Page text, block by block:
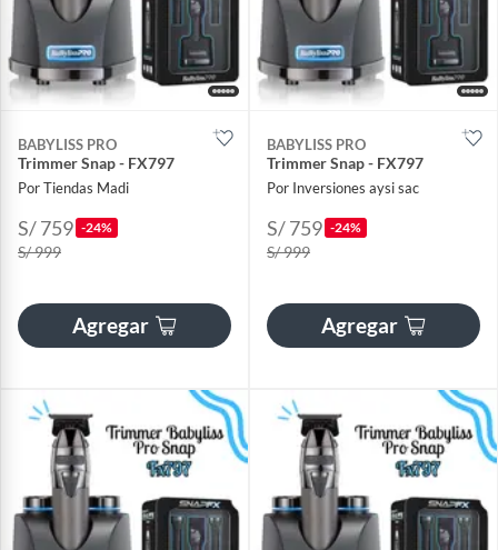
BABYLISS PRO
Trimmer Snap - FX797
Por Tiendas Madi
S/ 759 -24%
S/ 999
Agregar
BABYLISS PRO
Trimmer Snap - FX797
Por Inversiones aysi sac
S/ 759 -24%
S/ 999
Agregar